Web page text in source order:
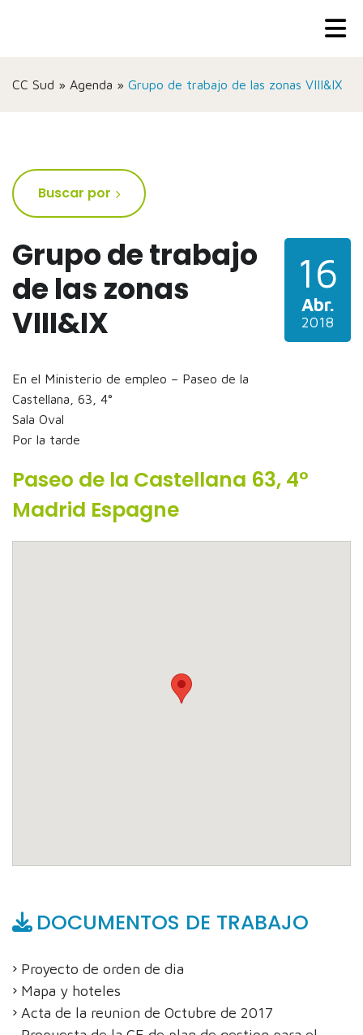
CC Sud » Agenda » Grupo de trabajo de las zonas VIII&IX
Grupo de trabajo
de las zonas
VIII&IX
En el Ministerio de empleo – Paseo de la
Castellana, 63, 4°
Sala Oval
Por la tarde
16
Abr.
2018
Paseo de la Castellana 63, 4°
Madrid Espagne
DOCUMENTOS DE TRABAJO
Proyecto de orden de dia
Mapa y hoteles
Acta de la reunion de Octubre de 2017
Buscar por